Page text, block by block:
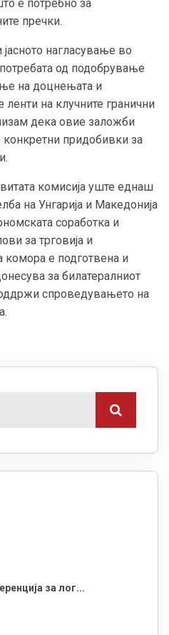
е потребно за
пречки.
нагласување во
од подобрување
на доцнењата и
на клучните гранични
дека овие заложби
конкретни придобивки за
комисија уште еднаш
на Унгарија и Македонија
соработка и
за трговија и
комора е подготвена и
за билатералниот
спроведувањето на
за лог...